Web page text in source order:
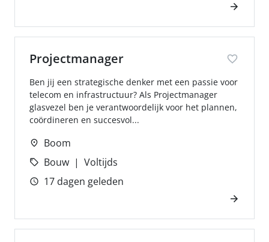
Projectmanager
Ben jij een strategische denker met een passie voor
telecom en infrastructuur? Als Projectmanager
glasvezel ben je verantwoordelijk voor het plannen,
coördineren en succesvol...
Boom
Bouw
Voltijds
17 dagen geleden